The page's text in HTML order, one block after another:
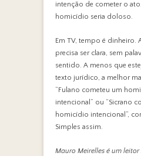
intenção de cometer o
homicídio seria doloso.
Em TV, tempo é dinheiro.
precisa ser clara, sem
sentido. A menos que
texto jurídico, a melhor
“Fulano cometeu um
intencional” ou “Sicrano
homicídio intencional”,
Simples assim.
Mauro Meirelles é um